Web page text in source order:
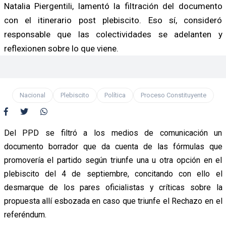
Natalia Piergentili, lamentó la filtración del documento
con el itinerario post plebiscito. Eso sí, consideró
responsable que las colectividades se adelanten y
reflexionen sobre lo que viene.
Nacional Plebiscito Política Proceso Constituyente
Del PPD se filtró a los medios de comunicación un
documento borrador que da cuenta de las fórmulas que
promovería el partido según triunfe una u otra opción en el
plebiscito del 4 de septiembre, concitando con ello el
desmarque de los pares oficialistas y críticas sobre la
propuesta allí esbozada en caso que triunfe el Rechazo en el
referéndum.